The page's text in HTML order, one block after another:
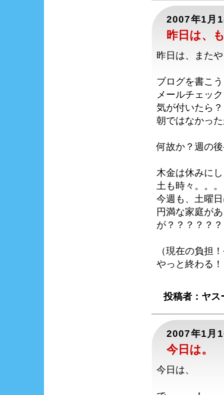
2007年1月
昨日は、
昨日は、また
ブログを書こ
メールチェッ
気が付いたら
朝ではなかっ
何故か？週の
木金は休みに
土も時々。。
今週も、土曜
円満な家庭が
が？？？？？
（現在の負担
やっと終わる
投稿者：ヤ
2007年1月
今日は。
今日は、